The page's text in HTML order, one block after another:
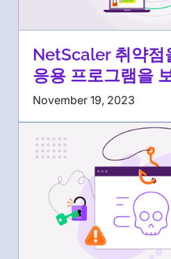
NetScaler 취약점
응용 프로그램을
November 19, 2023